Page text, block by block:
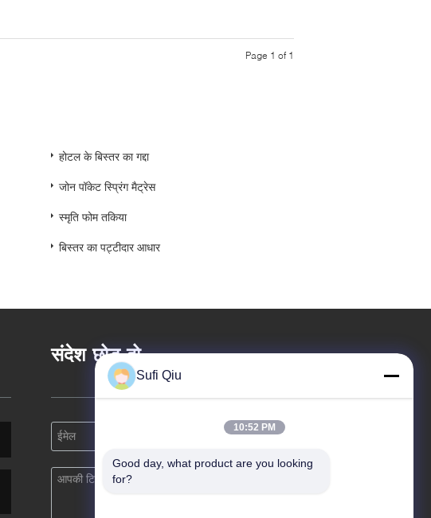
Page 1 of 1
होटल के बिस्तर का गद्दा
जोन पॉकेट स्प्रिंग मैट्रेस
स्मृति फोम तकिया
बिस्तर का पट्टीदार आधार
संदेश छोड़ दो
Sufi Qiu
10:52 PM
Good day, what product are you looking
for?